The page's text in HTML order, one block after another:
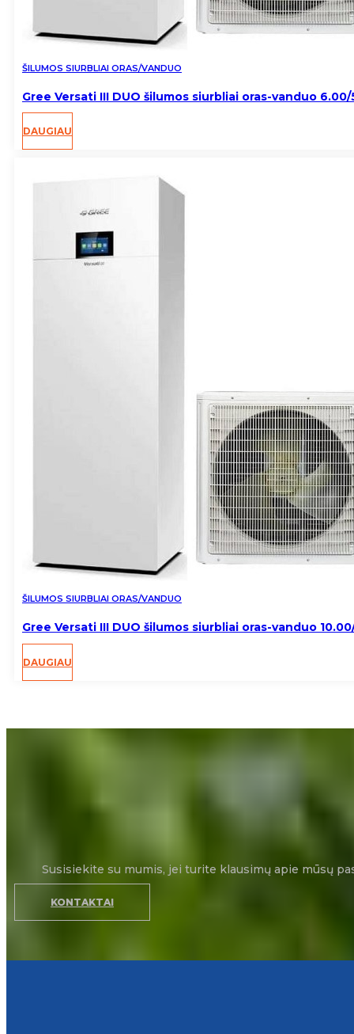
ŠILUMOS SIURBLIAI ORAS/VANDUO
Gree Versati III DUO šilumos siurbliai oras-vanduo
DAUGIAU
ŠILUMOS SIURBLIAI ORAS/VANDUO
Gree Versati III DUO šilumos siurbliai oras-vanduo
DAUGIAU
Susisiekite su mumis, jei turite klausimų apie mūsų
KONTAKTAI